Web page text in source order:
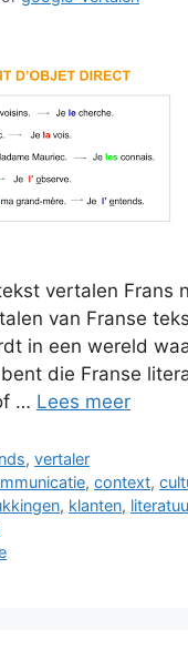
vertalen Frans
van Franse
in een wereld
die Franse
… Lees meer
,vertaler
,context,
, klanten,